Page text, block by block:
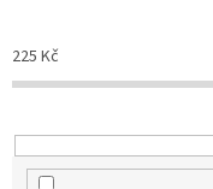
p
r
o
u
225 Kč